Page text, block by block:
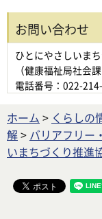
お問い合わせ
ひとにやさしいま
（健康福祉局社会課
電話番号：022-
ホーム > くらしの
解> バリアフリー
いまちづくり推進